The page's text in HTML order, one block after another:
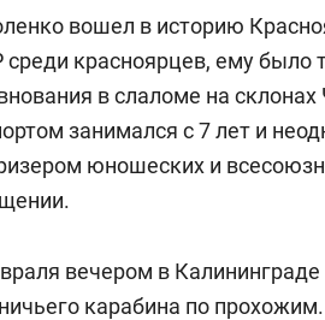
вошел в историю
красноярцев, ему было
в слаломе на
занимался с 7 лет и
юношеских и
вечером в Калининграде
карабина по
Рекомендуем
Психотерапевт
«Директорский
когда человек не
свою сверхнагрузку